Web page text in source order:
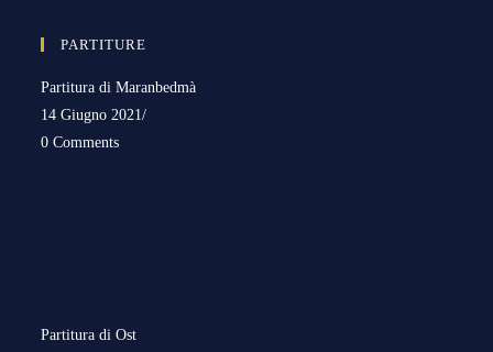
PARTITURE
Partitura di Maranbedmà
14 Giugno 2021/
0 Comments
Partitura di Ost